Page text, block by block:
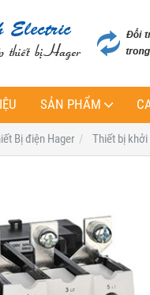
SẢN PHẨM
Bị điện Hager Thiết bị